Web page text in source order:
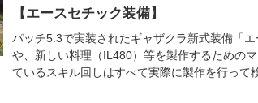
【エースセチック装備】
パッチ5.3で実装されたギャザクラ新式装備「エ
や、新しい料理（IL480）等を製作するための
ているスキル回しはすべて実際に製作を行って